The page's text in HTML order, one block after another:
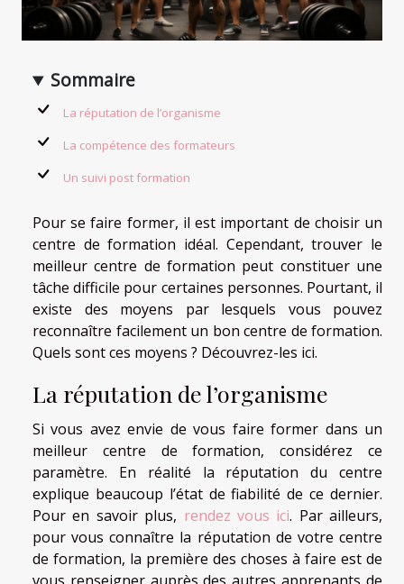
Sommaire
La réputation de l’organisme
La compétence des formateurs
Un suivi post formation
Pour se faire former, il est important de choisir un
centre de formation idéal. Cependant, trouver le
meilleur centre de formation peut constituer une
tâche difficile pour certaines personnes. Pourtant, il
existe des moyens par lesquels vous pouvez
reconnaître facilement un bon centre de formation.
Quels sont ces moyens ? Découvrez-les ici.
La réputation de l’organisme
Si vous avez envie de vous faire former dans un
meilleur centre de formation, considérez ce
paramètre. En réalité la réputation du centre
explique beaucoup l’état de fiabilité de ce dernier.
Pour en savoir plus, rendez vous ici. Par ailleurs,
pour vous connaître la réputation de votre centre
de formation, la première des choses à faire est de